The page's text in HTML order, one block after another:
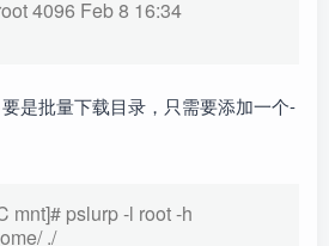
4096 Feb 8 16:34
是批量下载目录，只需要添加一个-
mnt]# pslurp -l root -h
./